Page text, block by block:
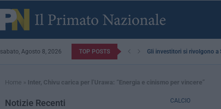
sabato, Agosto 8, 2026 TOP POSTS Gli investitori si rivolgono a
Home » Inter, Chivu carica per l’Urawa: “Energia e cinismo per vincere”
CALCIO
Notizie Recenti